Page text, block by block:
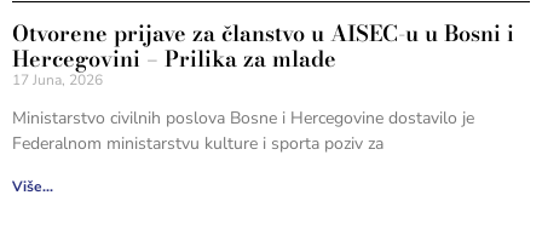
Otvorene prijave za članstvo u AISEC-u u Bosni i
Hercegovini – Prilika za mlade
17 Juna, 2026
Ministarstvo civilnih poslova Bosne i Hercegovine dostavilo je
Federalnom ministarstvu kulture i sporta poziv za
Više...